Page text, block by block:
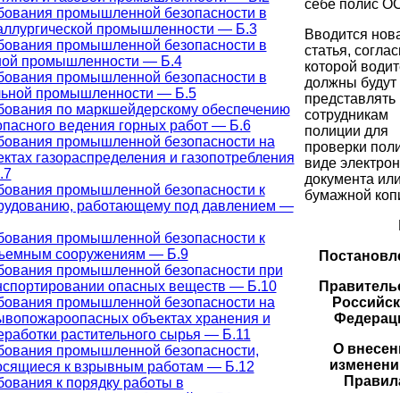
промышленной безопасности в
промышленности — Б.3
промышленной безопасности в
промышленности — Б.4
промышленной безопасности в
промышленности — Б.5
по маркшейдерскому обеспечению
ведения горных работ — Б.6
промышленной безопасности на
газораспределения и газопотребления
промышленной безопасности к
работающему под давлением —
промышленной безопасности к
сооружениям — Б.9
промышленной безопасности при
опасных веществ — Б.10
промышленной безопасности на
объектах хранения и
растительного сырья — Б.11
промышленной безопасности,
к взрывным работам — Б.12
к порядку работы в
себе полис
Вводится
статья,
которой
должны будут
представлять
сотрудникам
полиции для
проверки
виде
документа
бумажной
О